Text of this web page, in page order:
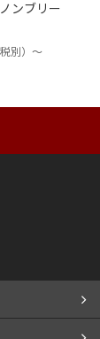
ンブリー
税別）～